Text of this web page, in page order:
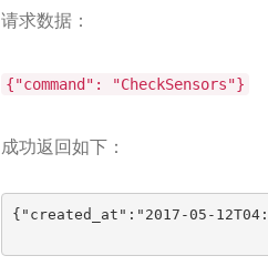
请求数据：
{"command": "CheckSensors"}
成功返回如下：
{"created_at":"2017-05-